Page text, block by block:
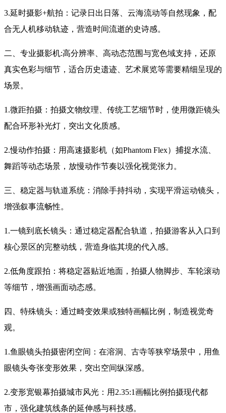
3.延时摄影+航拍：记录日出日落、云海流动等自然现象，配
合无人机移动轨迹，营造时间流逝的史诗感。
二、专业摄影机:高分辨率、高动态范围与宽色域支持，还原
真实色彩与细节，适合历史遗迹、艺术展览等需要精细呈现的
场景。
1.微距拍摄：拍摄文物纹理、传统工艺细节时，使用微距镜头
配合环形补光灯，突出文化质感。
2.慢动作拍摄：用高速摄影机（如Phantom Flex）捕捉水流、
舞蹈等动态场景，放慢动作节奏以强化视觉张力。
三、稳定器与轨道系统：消除手持抖动，实现平滑运动镜头，
增强叙事流畅性。
1.一镜到底长镜头：通过稳定器配合轨道，拍摄游客从入口到
核心景区的完整动线，营造身临其境的代入感。
2.低角度跟拍：将稳定器贴近地面，拍摄人物脚步、车轮滚动
等细节，增强画面动态感。
四、特殊镜头：通过畸变效果或独特画幅比例，制造视觉奇
观。
1.鱼眼镜头拍摄密闭空间：在溶洞、古寺等狭窄场景中，用鱼
眼镜头夸张变形效果，突出空间纵深感。
2.变形宽银幕拍摄城市风光：用2.35:1画幅比例拍摄现代都
市，强化建筑线条的延伸感与科技感。